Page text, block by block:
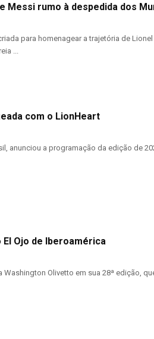
Messi rumo à despedida dos
para homenagear a trajetória de
...
com o LionHeart
anunciou a programação da edição de
Ojo de Iberoamérica
Olivetto em sua 28ª edição,